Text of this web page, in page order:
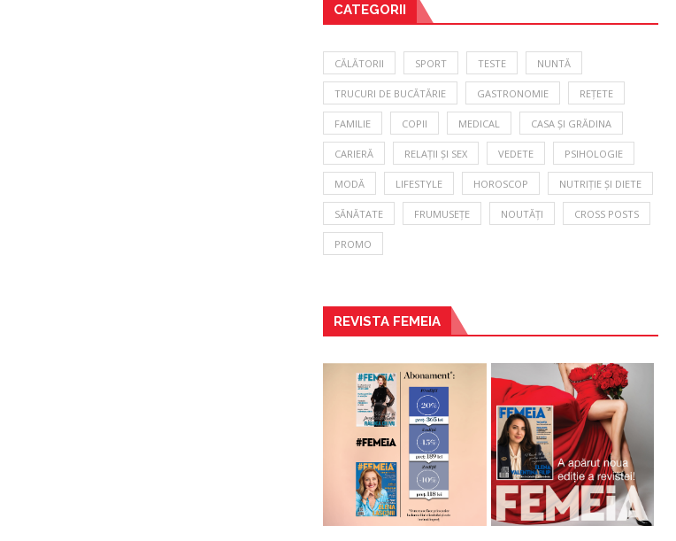
CATEGORII
CĂLĂTORII SPORT TESTE NUNTĂ
TRUCURI DE BUCĂTĂRIE GASTRONOMIE REȚETE
FAMILIE COPII MEDICAL CASA ȘI GRĂDINA
CARIERĂ RELAȚII ȘI SEX VEDETE PSIHOLOGIE
MODĂ LIFESTYLE HOROSCOP NUTRIȚIE ȘI DIETE
SĂNĂTATE FRUMUSEȚE NOUTĂȚI CROSS POSTS
PROMO
REVISTA FEMEIA